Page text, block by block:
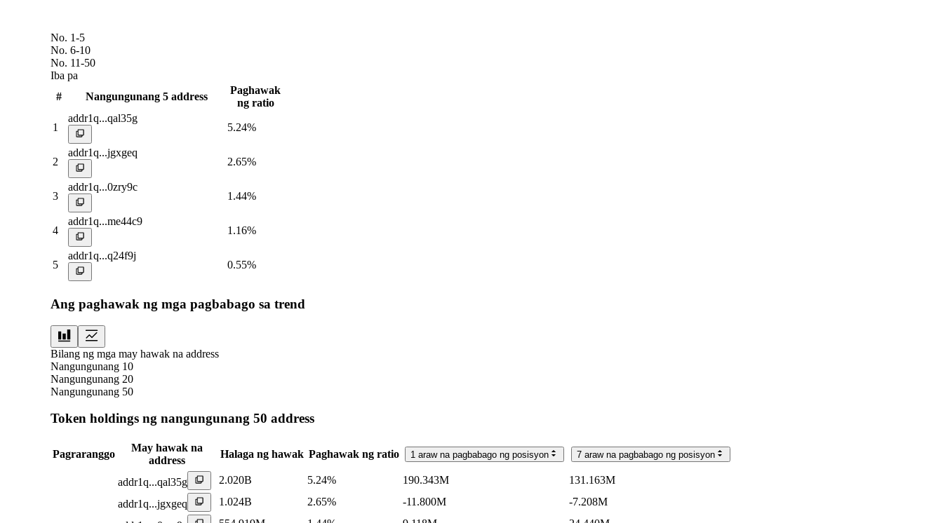
No. 1-5
No. 6-10
No. 11-50
Iba pa
#
Nangungunang 5 address
Paghawak
ng ratio
1
addr1q...qal35g
5.24%
2
addr1q...jgxgeq
2.65%
3
addr1q...0zry9c
1.44%
4
addr1q...me44c9
1.16%
5
addr1q...q24f9j
0.55%
Ang paghawak ng mga pagbabago sa trend
Bilang ng mga may hawak na address
Nangungunang 10
Nangungunang 20
Nangungunang 50
Token holdings ng nangungunang 50 address
Pagraranggo
May hawak na
address
Halaga ng hawak Paghawak ng ratio 1 araw na pagbabago ng posisyon 7 araw na pagbabago ng posisyon
addr1q...qal35g 2.020B 5.24% 190.343M
131.163M
addr1q...jgxgeq
1.024B 2.65% -11.800M
-7.208M